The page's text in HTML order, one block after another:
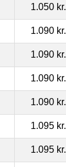
1.050 kr.
1.090 kr.
1.090 kr.
1.090 kr.
1.090 kr.
1.095 kr.
1.095 kr.